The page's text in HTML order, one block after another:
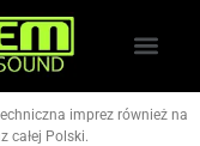
imprez również na
całej Polski.